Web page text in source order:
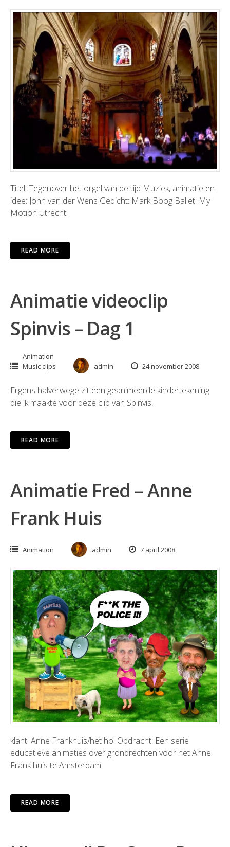
Titel: Tegenover het orgel van de tijd Muziek, animatie en
idee: John van der Wens Gedicht: Mark Boog Ballet: My
Motion Utrecht
READ MORE
Animatie videoclip
Spinvis – Dag 1
Animation
Music clips
admin 24 november 2008
Ergens halverwege zit een geanimeerde kindertekening
die ik maakte voor deze clip van Spinvis.
READ MORE
Animatie Fred – Anne
Frank Huis
Animation admin 7 april 2008
klant: Anne Frankhuis/het hol Opdracht: Een serie
educatieve animaties over grondrechten voor het Anne
Frank huis te Amsterdam.
READ MORE